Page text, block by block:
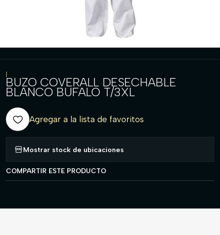
|
BUZO COVERALL DESECHABLE
BLANCO BUFALO T/3XL
Agregar a la lista de favoritos
Mostrar stock de ubicaciones
COMPARTIR ESTE PRODUCTO